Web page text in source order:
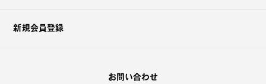
新規会員登録
お問い合わせ